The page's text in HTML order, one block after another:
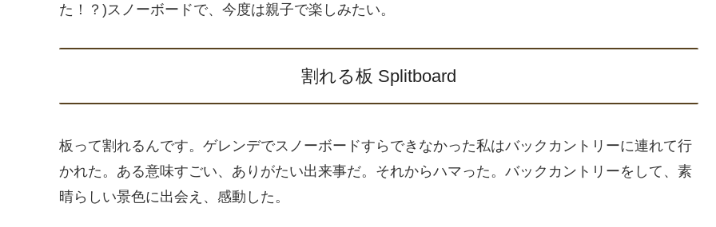
た！？)スノーボードで、今度は親子で楽しみたい。
割れる板 Splitboard
板って割れるんです。ゲレンデでスノーボードすらできなかった私はバックカントリーに連れて行
かれた。ある意味すごい、ありがたい出来事だ。それからハマった。バックカントリーをして、素
晴らしい景色に出会え、感動した。